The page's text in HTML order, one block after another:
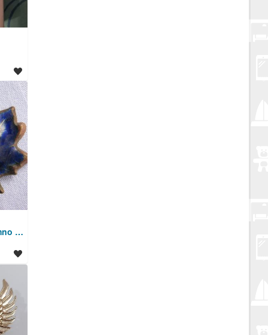
BROŠ - Javorov list. Tamno plavi emajl. Staro. SAND-2